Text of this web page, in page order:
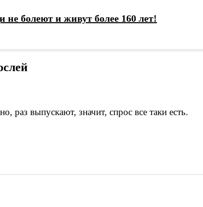
не болеют и живут более 160 лет!
раз выпускают, значит, спрос все таки есть.